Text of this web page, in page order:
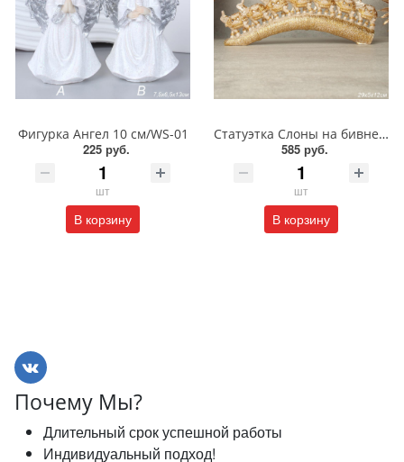
Фигурка Ангел 10 см/WS-01
225 руб.
шт
В корзину
Статуэтка Слоны на бивне L-30 см/7095-1
585 руб.
шт
В корзину
Почему Мы?
Длительный срок успешной работы
Индивидуальный подход!